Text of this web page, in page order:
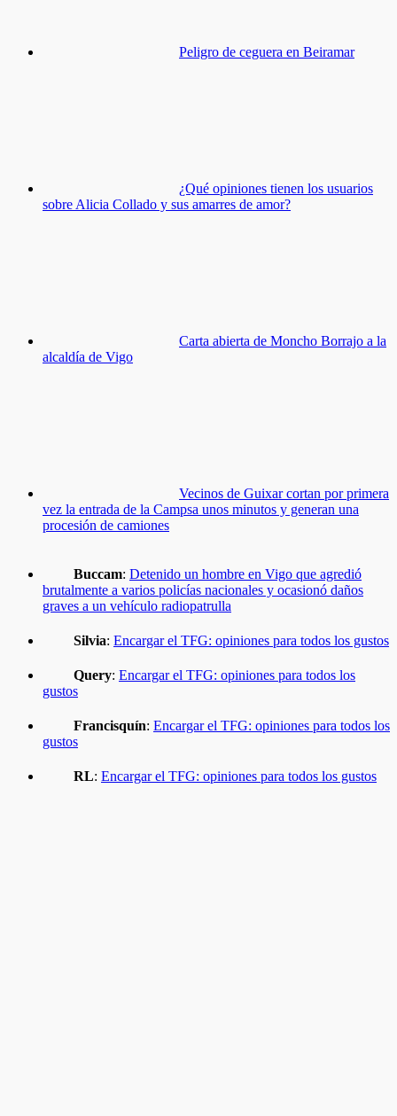
Peligro de ceguera en Beiramar
¿Qué opiniones tienen los usuarios
sobre Alicia Collado y sus amarres de amor?
Carta abierta de Moncho Borrajo a la
alcaldía de Vigo
Vecinos de Guixar cortan por primera
vez la entrada de la Campsa unos minutos y generan una
procesión de camiones
Buccam: Detenido un hombre en Vigo que agredió
brutalmente a varios policías nacionales y ocasionó daños
graves a un vehículo radiopatrulla
Silvia: Encargar el TFG: opiniones para todos los gustos
Query: Encargar el TFG: opiniones para todos los
gustos
Francisquín: Encargar el TFG: opiniones para todos los
gustos
RL: Encargar el TFG: opiniones para todos los gustos